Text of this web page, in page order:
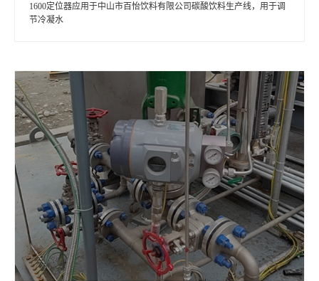
1600定位器应用于中山市百怡饮料有限公司碳酸饮料生产线，用于调
节冷凝水